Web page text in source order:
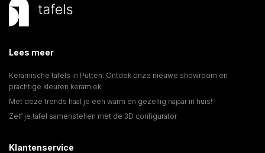
Lees meer
Keramische tafels in Putten: Ontdek onze nieuwe showroom en
prachtige kleuren keramiek
Met deze trends haal je een warm en gezellig najaar in huis!
Zelf je tafel samenstellen met de 3D configurator
Klantenservice